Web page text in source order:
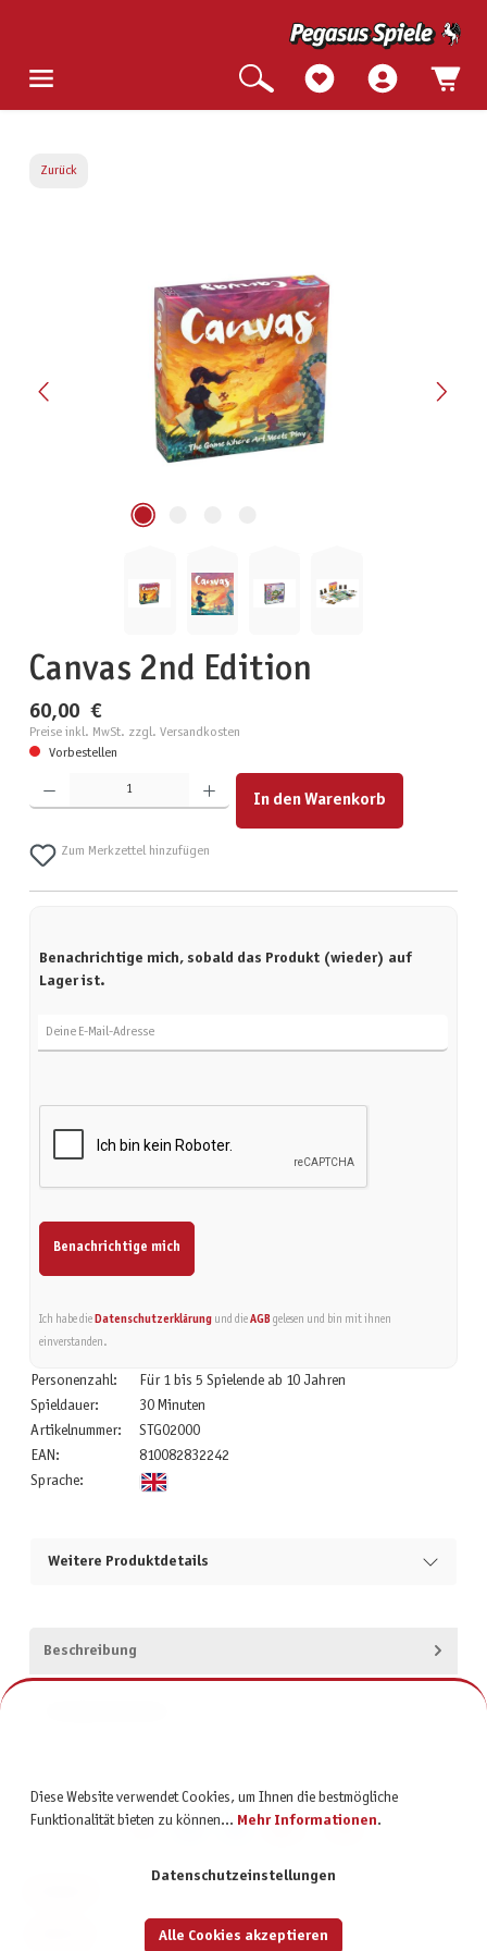
Zurück
Canvas 2nd Edition
60,00 €
Preise inkl. MwSt. zzgl. Versandkosten
Vorbestellen
Produkt Anzahl: Gib den gewünschten Wert ein oder benutze die Schaltflächen um die Anzahl zu
In den Warenkorb
Zum Merkzettel hinzufügen
Benachrichtige mich, sobald das Produkt (wieder) auf
Lager ist.
Benachrichtige mich
Ich habe die Datenschutzerklärungund die AGBgelesen und bin mit ihnen
einverstanden.
Personenzahl:
Für 1 bis 5 Spielende ab 10 Jahren
Spieldauer:
30 Minuten
Artikelnummer:
STG02000
EAN:
810082832242
Sprache:
Weitere Produktdetails
Beschreibung
Diese Website verwendet Cookies, um Ihnen die bestmögliche
Funktionalität bieten zu können... Mehr Informationen.
Datenschutzeinstellungen
Alle Cookies akzeptieren